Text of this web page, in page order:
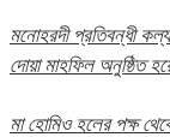
মনোহরদী প্রতিবন্ধী
দোয়া মাহফিল অনুষ্ঠিত
মা হোমিও হলের পক্ষ